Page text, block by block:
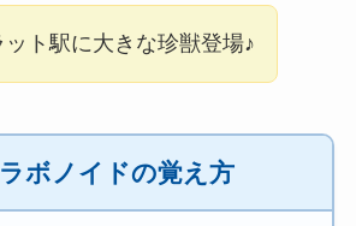
ット駅に大きな珍獣登場♪
ボノイドの覚え方